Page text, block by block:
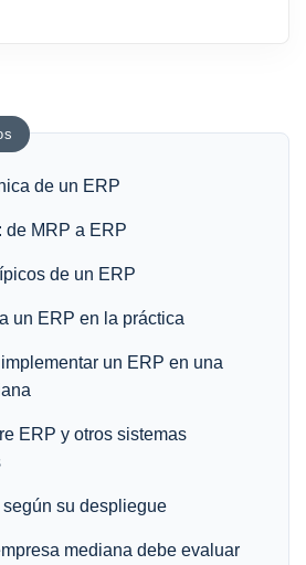
de un ERP
de MRP a ERP
de un ERP
un ERP en la práctica
un ERP en una
ERP y otros sistemas
su despliegue
mediana debe evaluar